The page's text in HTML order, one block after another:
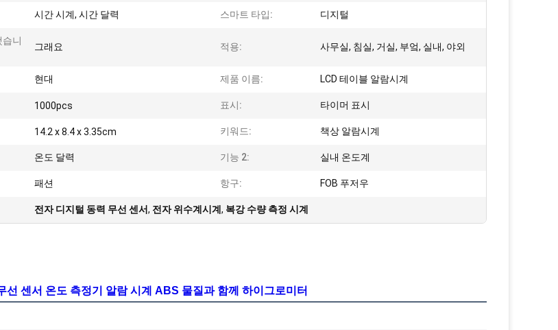
시간 시계, 시간 달력 스마트 타입: 디지털
니
그래요 적용: 사무실, 침실, 거실, 부엌, 실내, 야외
현대 제품 이름: LCD 테이블 알람시계
1000pcs 표시: 타이머 표시
14.2 x 8.4 x 3.35cm 키워드: 책상 알람시계
온도 달력 기능 2: 실내 온도계
패션 항구: FOB 푸저우
전자 디지털 동력 무선 센서, 전자 위수계시계 , 복강 수량 측정 시계
선 센서 온도 측정기 알람 시계 ABS 물질과 함께 하이그로미터